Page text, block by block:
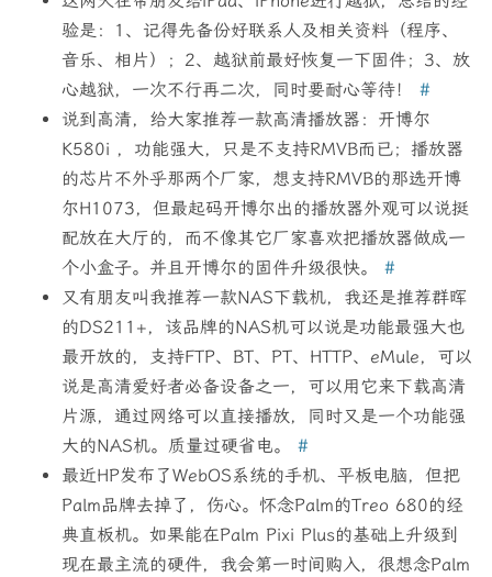
验是：1、记得先备份好联系人及相关资料（程序、
音乐、相片）；2、越狱前最好恢复一下固件；3、放
心越狱，一次不行再二次，同时要耐心等待！#
说到高清，给大家推荐一款高清播放器：开博尔
K580i ，功能强大，只是不支持RMVB而已；播放器
的芯片不外乎那两个厂家，想支持RMVB的那选开博
尔H1073，但最起码开博尔出的播放器外观可以说挺
配放在大厅的，而不像其它厂家喜欢把播放器做成一
个小盒子。并且开博尔的固件升级很快。#
又有朋友叫我推荐一款NAS下载机，我还是推荐群晖
的DS211+，该品牌的NAS机可以说是功能最强大也
最开放的，支持FTP、BT、PT、HTTP、eMule，可以
说是高清爱好者必备设备之一，可以用它来下载高清
片源，通过网络可以直接播放，同时又是一个功能强
大的NAS机。质量过硬省电。#
最近HP发布了WebOS系统的手机、平板电脑，但把
Palm品牌去掉了，伤心。怀念Palm的Treo 680的经
典直板机。如果能在Palm Pixi Plus的基础上升级到
现在最主流的硬件，我会第一时间购入，很想念Palm